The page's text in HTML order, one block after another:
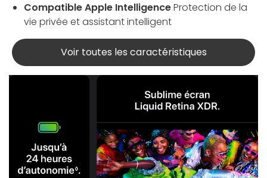
Compatible Apple IntelligenceProtection de la
vie privée et assistant intelligent
Voir toutes les caractéristiques